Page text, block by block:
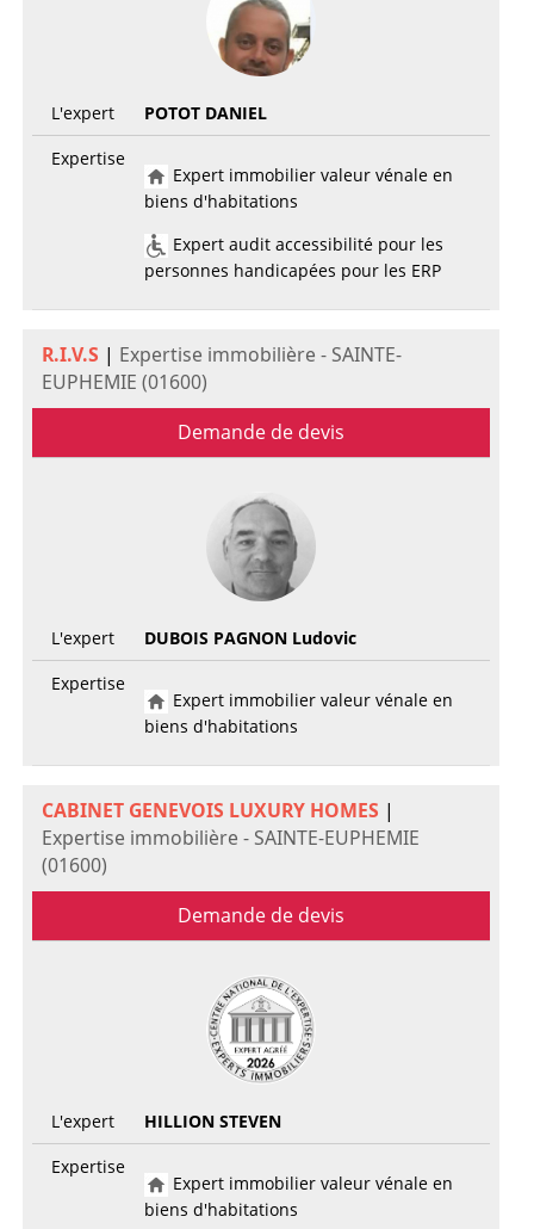
L'expert
POTOT DANIEL
Expertise
Expert immobilier valeur vénale en
biens d'habitations
Expert audit accessibilité pour les
personnes handicapées pour les ERP
R.I.V.S | Expertise immobilière - SAINTE-
EUPHEMIE (01600)
Demande de devis
L'expert
DUBOIS PAGNON Ludovic
Expertise
Expert immobilier valeur vénale en
biens d'habitations
CABINET GENEVOIS LUXURY HOMES |
Expertise immobilière - SAINTE-EUPHEMIE
(01600)
Demande de devis
L'expert
HILLION STEVEN
Expertise
Expert immobilier valeur vénale en
biens d'habitations